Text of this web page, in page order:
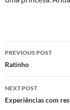
Post
navigation
PREVIOUS POST
Ratinho
NEXT POST
Experiências com